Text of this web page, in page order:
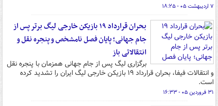
۷ اردیبهشت ۰۵ - ۱۸:۲۵
بحران قرارداد ۱۹ بازیکن خارجی لیگ برتر پس از
جام جهانی؛ پایان فصل نامشخص و پنجره نقل و
انتقالاتی باز
برگزاری لیگ پس از جام جهانی همزمان با پنجره نقل
و انتقالات فیفا، بحران قرارداد ۱۹ بازیکن خارجی لیگ ایران را تشدید کرده
است.
۳۱ فروردین ۰۵ - ۱۶:۳۳